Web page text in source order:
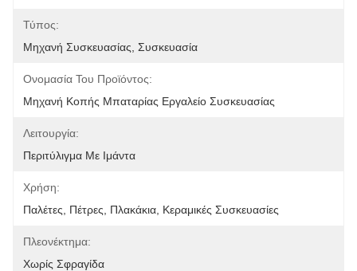
Τύπος:
Μηχανή Συσκευασίας, Συσκευασία
Ονομασία Του Προϊόντος:
Μηχανή Κοπής Μπαταρίας Εργαλείο Συσκευασίας
Λειτουργία:
Περιτύλιγμα Με Ιμάντα
Χρήση:
Παλέτες, Πέτρες, Πλακάκια, Κεραμικές Συσκευασίες
Πλεονέκτημα:
Χωρίς Σφραγίδα